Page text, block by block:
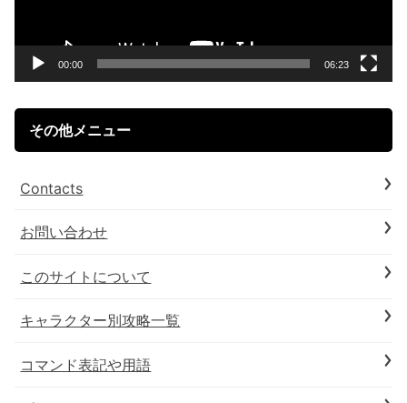
00:00 06:23
その他メニュー
Contacts
お問い合わせ
このサイトについて
キャラクター別攻略一覧
コマンド表記や用語